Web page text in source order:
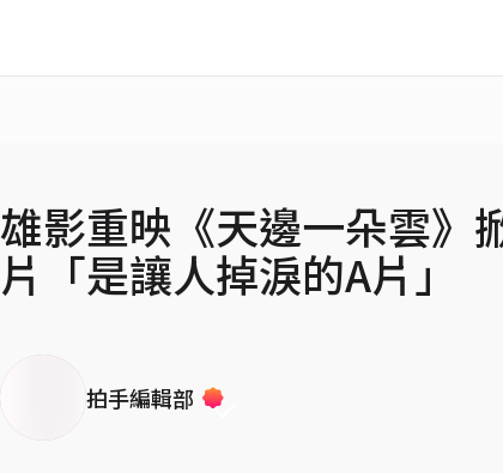
雄影重映《天邊一朵雲》
片「是讓人掉淚的A片」
拍手編輯部